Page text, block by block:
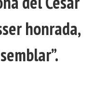
honrada,